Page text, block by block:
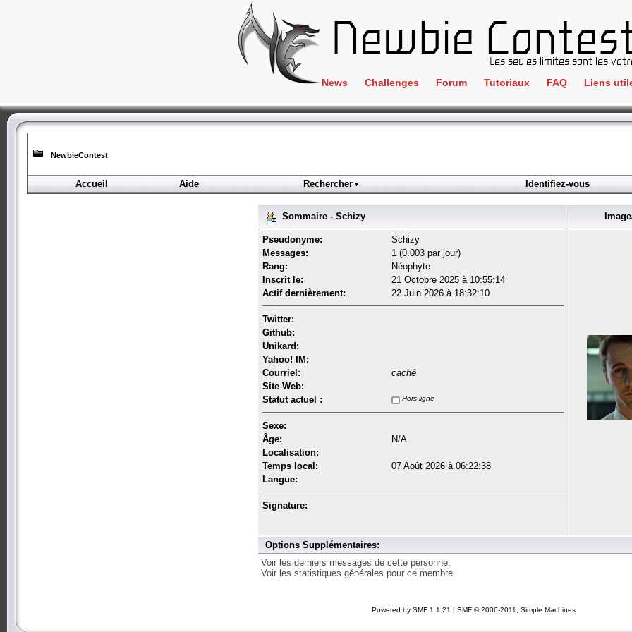
News Challenges
Crackme
ClientSide
Forensics
Programmation
Stéganographie
Wargame
Forum Tutoriaux FAQ Liens
IRC
NewbieContest
Accueil
Aide Rechercher Identifiez-vous
Sommaire - Schizy
Pseudonyme:
Schizy
Messages:
1 (0.003 par jour)
Rang:
Néophyte
Inscrit le:
21 Octobre 2025 à 10:55:14
Actif dernièrement:
22 Juin 2026 à 18:32:10
Twitter:
Github:
Unikard:
Yahoo! IM:
Courriel:
caché
Site Web:
Statut actuel :
Hors ligne
Sexe:
Âge:
N/A
Localisation:
Temps local:
07 Août 2026 à 06:22:38
Langue:
Signature:
Options Supplémentaires:
Voir les derniers messages de cette personne.
Voir les statistiques générales pour ce membre.
Powered by SMF 1.1.21 | SMF © 2006-2011, Simple Machines